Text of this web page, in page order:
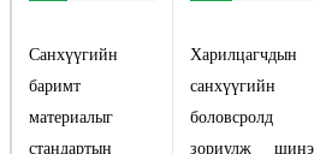
Санхүүгийн
баримт
материалыг
стандартын
Харилцагчдын
санхүүгийн
боловсролд
зориулж